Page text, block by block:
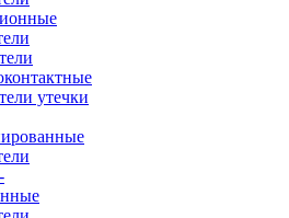
утечки